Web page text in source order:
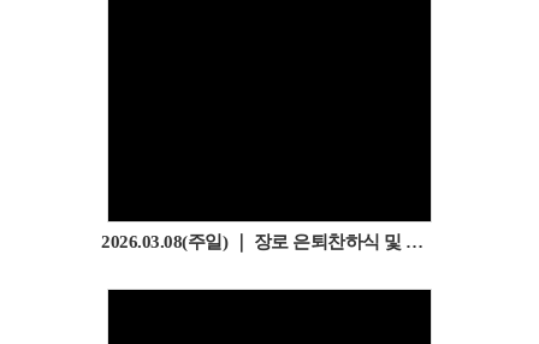
2026.03.08(주일) ｜ 장로 은퇴찬하식 및 장로취임예배